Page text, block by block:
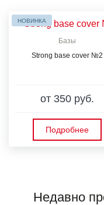
НОВИНКА
Базы
Strong base cover №2
от 350 руб.
Подробнее
Недавно